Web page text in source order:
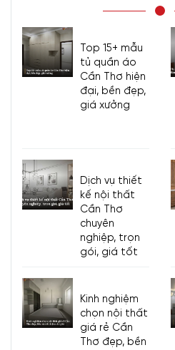
Top 15+ mẫu
tủ quần áo
Cần Thơ hiện
đại, bền đẹp,
giá xưởng
Dịch vụ thiết
kế nội thất
Cần Thơ
chuyên
nghiệp, trọn
gói, giá tốt
Kinh nghiệm
chọn nội thất
giá rẻ Cần
Thơ đẹp, bền